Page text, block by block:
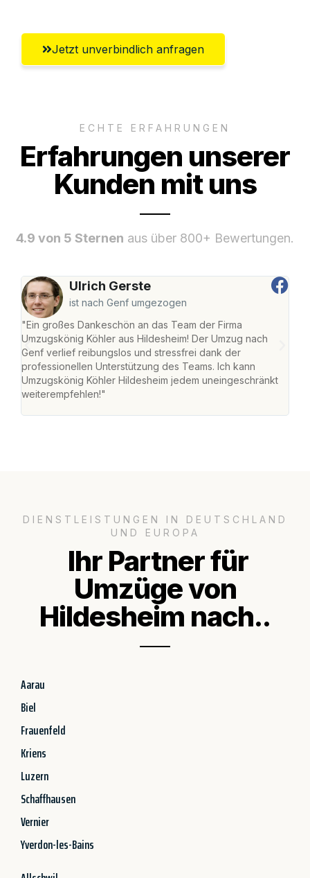
Jetzt unverbindlich anfragen
ECHTE ERFAHRUNGEN
Erfahrungen unserer
Kunden mit uns
4.9 von 5 Sternen aus über 800+ Bewertungen.
Ulrich Gerste
ist nach Genf umgezogen
"Ein großes Dankeschön an das Team der Firma
Umzugskönig Köhler aus Hildesheim! Der Umzug nach
Genf verlief reibungslos und stressfrei dank der
professionellen Unterstützung des Teams. Ich kann
Umzugskönig Köhler Hildesheim jedem uneingeschränkt
weiterempfehlen!"
DIENSTLEISTUNGEN IN DEUTSCHLAND
UND EUROPA
Ihr Partner für
Umzüge von
Hildesheim nach..
Aarau
Biel
Frauenfeld
Kriens
Luzern
Schaffhausen
Vernier
Yverdon-les-Bains